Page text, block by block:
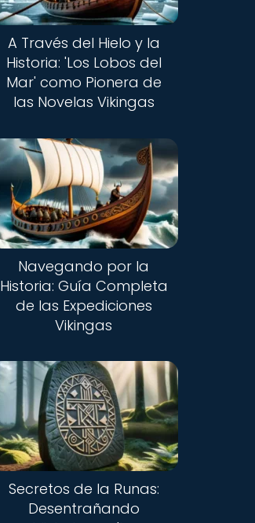
A Través del Hielo y la
Historia: 'Los Lobos del
Mar' como Pionera de
las Novelas Vikingas
Navegando por la
Historia: Guía Completa
de las Expediciones
Vikingas
Secretos de la Runas:
Desentrañando